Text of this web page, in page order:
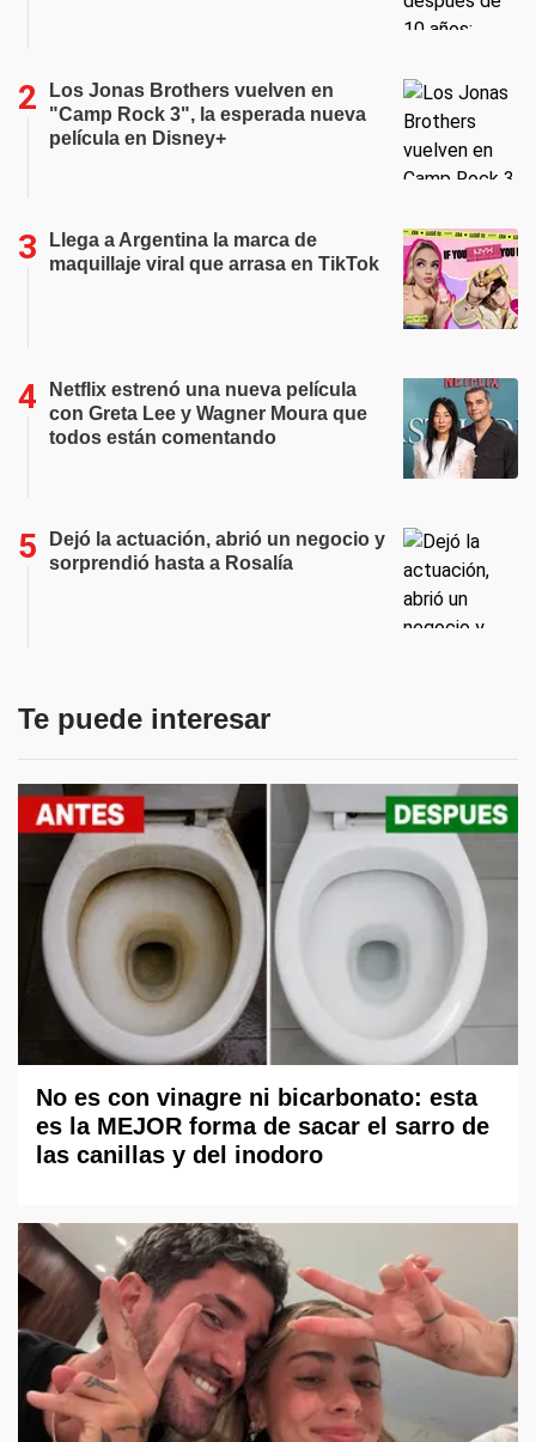
Los Jonas Brothers vuelven en
"Camp Rock 3", la esperada nueva
película en Disney+
Llega a Argentina la marca de
maquillaje viral que arrasa en TikTok
Netflix estrenó una nueva película
con Greta Lee y Wagner Moura que
todos están comentando
Dejó la actuación, abrió un negocio y
sorprendió hasta a Rosalía
Te puede interesar
No es con vinagre ni bicarbonato: esta
es la MEJOR forma de sacar el sarro de
las canillas y del inodoro